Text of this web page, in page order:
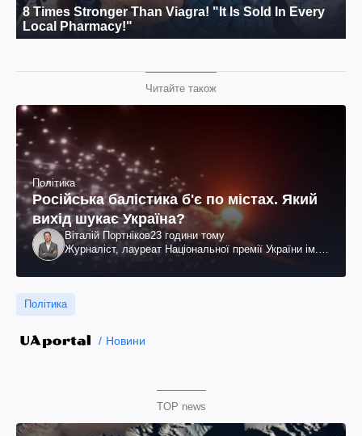
Читайте також
Політика
Російська балістика б'є по містах. Який
вихід шукає Україна?
Віталій Портніков23 години тому
Журналіст, лауреат Національної премії України ім.
Політика
Новини
TOP news